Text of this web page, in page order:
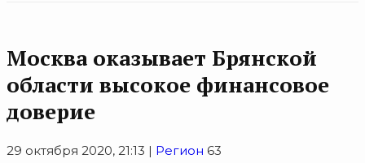
Москва оказывает Брянской
области высокое финансовое
доверие
29 октября 2020, 21:13 | Регион 63